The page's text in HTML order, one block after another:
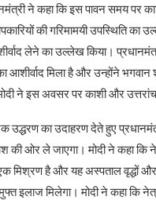
ने कहा कि इस पावन समय पर
की गरिमामयी उपस्थिति
लेने का उल्लेख किया।
मिला है और उन्होंने
ने इस अवसर पर काशी और
एक उद्धरण का उदाहरण देते हुए
की ओर ले जाएगा। मोदी ने कहा कि
मिश्रण है और यह अस्पताल वृद्धों और
इलाज मिलेगा। मोदी ने कहा